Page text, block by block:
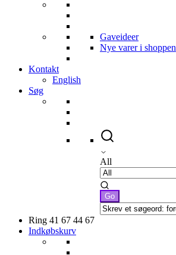
Gaveideer
Nye varer i shoppen
Kontakt
English
Søg
All
Ring 41 67 44 67
Indkøbskurv